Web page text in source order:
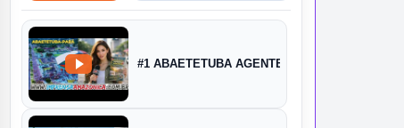
#1 ABAETETUBA AGENTE IMPRENSA